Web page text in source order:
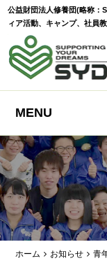
公益財団法人修養団(略称：
ィア活動、キャンプ、社員
MENU
ホーム お知らせ 青